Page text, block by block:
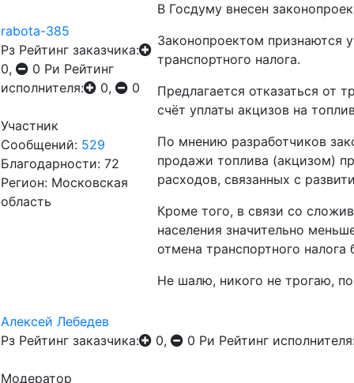
rabota-385
Рз Рейтинг заказчика:
0,
0 Ри Рейтинг
исполнителя:
0, 0
Участник
Сообщений: 529
Благодарности: 72
Регион: Московская
область
В Госдуму внесен
Законопроектом признаются
транспортного налога.
Предлагается отказаться от
счёт уплаты акцизов на
По мнению разработчиков
продажи топлива (акцизом)
расходов, связанных с
Кроме того, в связи со
населения значительно
отмена транспортного
Не шалю, никого не трогаю,
Алексей Лебедев
Рз Рейтинг заказчика: 0, 0 Ри Рейтинг
Модератор